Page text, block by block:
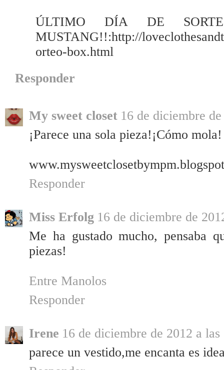
ÚLTIMO DÍA DE
MUSTANG!!:http://
orteo-box.html
Responder
My sweet closet 16 de diciembre
¡Parece una sola pieza!¡Cómo mola!
Responder
Miss Erfolg 16 de diciembre de
Me ha gustado mucho, pensaba
piezas!
Entre Manolos
Responder
Irene 16 de diciembre de 2012 a las
parece un vestido,me encanta es